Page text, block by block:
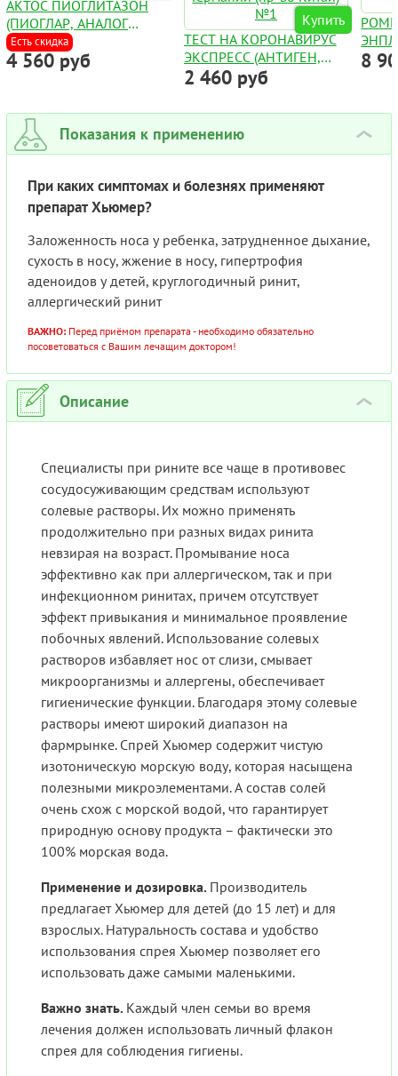
АКТОС ПИОГЛИТАЗОН
(ПИОГЛАР, АНАЛОГ
АМАЛЬВИЯ) ТАБЛ. 30МГ
№28
Есть скидка
4 560 руб
Купить
ТЕСТ НА КОРОНАВИРУС
ЭКСПРЕСС (АНТИГЕН,
COVID-19 AG) С ФАРМ.
РЫНКА ГЕРМАНИИ (ПР-
ВО КИТАЙ) №1
2 460 руб
8
Показания к применению ›
При каких симптомах и болезнях применяют
препарат Хьюмер?
Заложенность носа у ребенка, затрудненное дыхание,
сухость в носу, жжение в носу, гипертрофия
аденоидов у детей, круглогодичный ринит,
аллергический ринит
ВАЖНО: Перед приёмом препарата - необходимо обязательно
посоветоваться с Вашим лечащим доктором!
Описание ›
Специалисты при рините все чаще в противовес
сосудосуживающим средствам используют
солевые растворы. Их можно применять
продолжительно при разных видах ринита
невзирая на возраст. Промывание носа
эффективно как при аллергическом, так и при
инфекционном ринитах, причем отсутствует
эффект привыкания и минимальное проявление
побочных явлений. Использование солевых
растворов избавляет нос от слизи, смывает
микроорганизмы и аллергены, обеспечивает
гигиенические функции. Благодаря этому солевые
растворы имеют широкий диапазон на
фармрынке. Спрей Хьюмер содержит чистую
изотоническую морскую воду, которая насыщена
полезными микроэлементами. А состав солей
очень схож с морской водой, что гарантирует
природную основу продукта – фактически это
100% морская вода.
Применение и дозировка. Производитель
предлагает Хьюмер для детей (до 15 лет) и для
взрослых. Натуральность состава и удобство
использования спрея Хьюмер позволяет его
использовать даже самыми маленькими.
Важно знать. Каждый член семьи во время
лечения должен использовать личный флакон
спрея для соблюдения гигиены.